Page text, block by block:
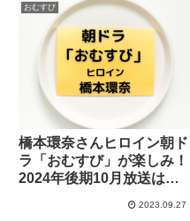
おむすび
橋本環奈さんヒロイン朝ド
ラ「おむすび」が楽しみ！
2024年後期10月放送はじ
2023.09.27